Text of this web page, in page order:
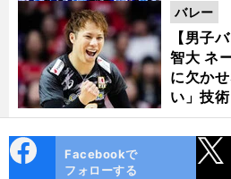
【男子
智大 ネ
に欠か
い」技術
バレー
ok
Facebookで
フォローする